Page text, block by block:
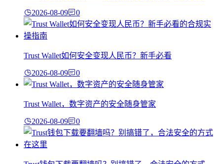
2026-08-09 0
Trust Wallet如何安全变现人民币？新手必看
2026-08-09 0
Trust Wallet，数字资产的安全随身管家
2026-08-09 0